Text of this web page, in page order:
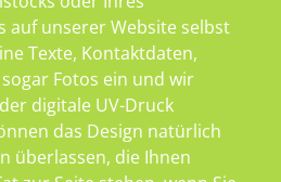
auf unserer Website selbst
Texte, Kontaktdaten,
Fotos ein und wir
digitale UV-Druck
das Design natürlich
überlassen, die Ihnen